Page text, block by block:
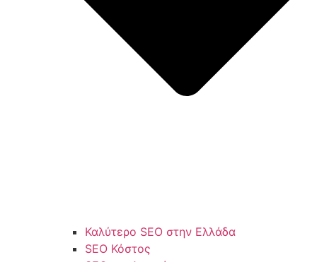
Καλύτερο SEO στην Ελλάδα
SEO Κόστος